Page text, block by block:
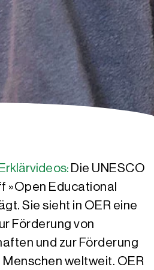
Die UNESCO
»Open Educational
Sie sieht in OER eine
Förderung von
und zur Förderung
Menschen weltweit. OER